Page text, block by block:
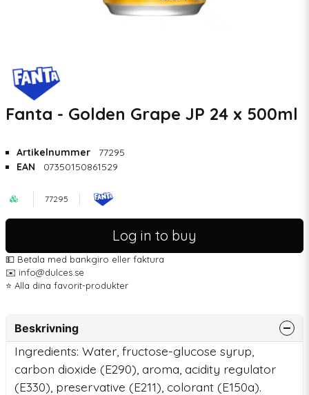
Fanta - Golden Grape JP 24 x 500ml
Artikelnummer
77295
EAN
07350150861529
77295
Log in to buy
💵 Betala med bankgiro eller faktura
✉️ info@dulces.se
⭐️ Alla dina favorit-produkter
Beskrivning
Ingredients: Water, fructose-glucose syrup,
carbon dioxide (E290), aroma, acidity regulator
(E330), preservative (E211), colorant (E150a).